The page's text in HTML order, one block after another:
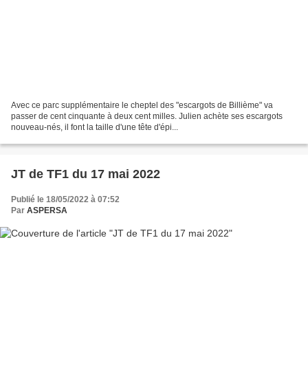
Avec ce parc supplémentaire le cheptel des "escargots de Billième" va
passer de cent cinquante à deux cent milles. Julien achète ses escargots
nouveau-nés, il font la taille d'une tête d'épi...
JT de TF1 du 17 mai 2022
Publié le 18/05/2022 à 07:52
Par ASPERSA